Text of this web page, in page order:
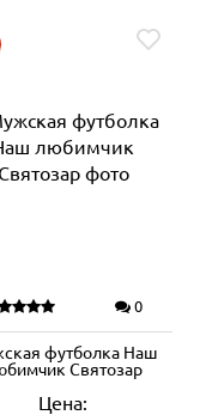
0
футболка Наш
Святозар
Цена: